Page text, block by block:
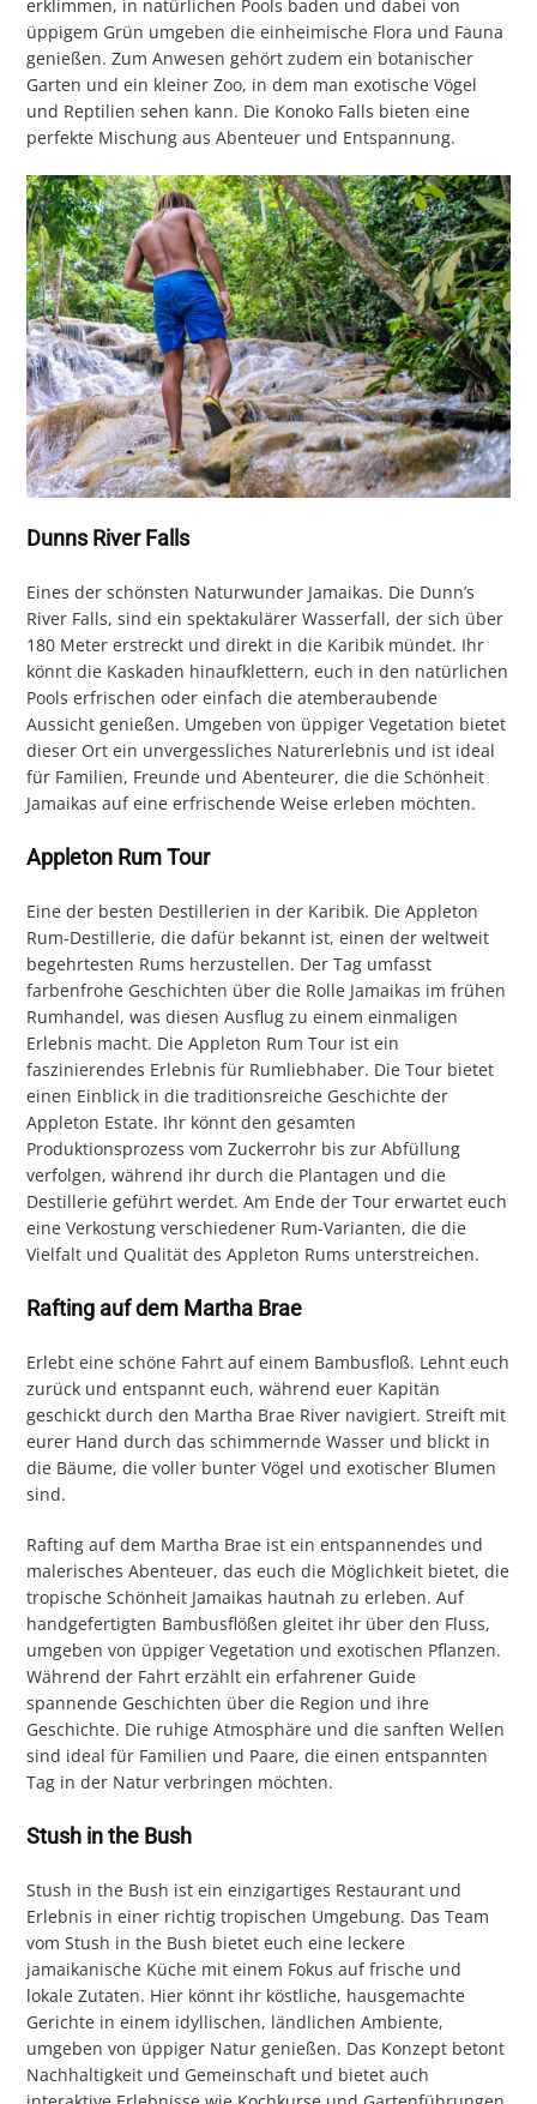
erklimmen, in natürlichen Pools baden und dabei von
üppigem Grün umgeben die einheimische Flora und Fauna
genießen. Zum Anwesen gehört zudem ein botanischer
Garten und ein kleiner Zoo, in dem man exotische Vögel
und Reptilien sehen kann. Die Konoko Falls bieten eine
perfekte Mischung aus Abenteuer und Entspannung.
Dunns River Falls
Eines der schönsten Naturwunder Jamaikas. Die Dunn’s
River Falls, sind ein spektakulärer Wasserfall, der sich über
180 Meter erstreckt und direkt in die Karibik mündet. Ihr
könnt die Kaskaden hinaufklettern, euch in den natürlichen
Pools erfrischen oder einfach die atemberaubende
Aussicht genießen. Umgeben von üppiger Vegetation bietet
dieser Ort ein unvergessliches Naturerlebnis und ist ideal
für Familien, Freunde und Abenteurer, die die Schönheit
Jamaikas auf eine erfrischende Weise erleben möchten.
Appleton Rum Tour
Eine der besten Destillerien in der Karibik. Die Appleton
Rum-Destillerie, die dafür bekannt ist, einen der weltweit
begehrtesten Rums herzustellen. Der Tag umfasst
farbenfrohe Geschichten über die Rolle Jamaikas im frühen
Rumhandel, was diesen Ausflug zu einem einmaligen
Erlebnis macht. Die Appleton Rum Tour ist ein
faszinierendes Erlebnis für Rumliebhaber. Die Tour bietet
einen Einblick in die traditionsreiche Geschichte der
Appleton Estate. Ihr könnt den gesamten
Produktionsprozess vom Zuckerrohr bis zur Abfüllung
verfolgen, während ihr durch die Plantagen und die
Destillerie geführt werdet. Am Ende der Tour erwartet euch
eine Verkostung verschiedener Rum-Varianten, die die
Vielfalt und Qualität des Appleton Rums unterstreichen.
Rafting auf dem Martha Brae
Erlebt eine schöne Fahrt auf einem Bambusfloß. Lehnt euch
zurück und entspannt euch, während euer Kapitän
geschickt durch den Martha Brae River navigiert. Streift mit
eurer Hand durch das schimmernde Wasser und blickt in
die Bäume, die voller bunter Vögel und exotischer Blumen
sind.
Rafting auf dem Martha Brae ist ein entspannendes und
malerisches Abenteuer, das euch die Möglichkeit bietet, die
tropische Schönheit Jamaikas hautnah zu erleben. Auf
handgefertigten Bambusflößen gleitet ihr über den Fluss,
umgeben von üppiger Vegetation und exotischen Pflanzen.
Während der Fahrt erzählt ein erfahrener Guide
spannende Geschichten über die Region und ihre
Geschichte. Die ruhige Atmosphäre und die sanften Wellen
sind ideal für Familien und Paare, die einen entspannten
Tag in der Natur verbringen möchten.
Stush in the Bush
Stush in the Bush ist ein einzigartiges Restaurant und
Erlebnis in einer richtig tropischen Umgebung. Das Team
vom Stush in the Bush bietet euch eine leckere
jamaikanische Küche mit einem Fokus auf frische und
lokale Zutaten. Hier könnt ihr köstliche, hausgemachte
Gerichte in einem idyllischen, ländlichen Ambiente,
umgeben von üppiger Natur genießen. Das Konzept betont
Nachhaltigkeit und Gemeinschaft und bietet auch